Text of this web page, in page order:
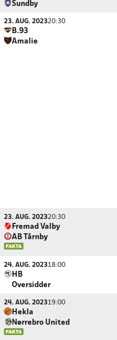
Sundby
23. AUG. 202320:30
B.93
Amalie
23. AUG. 202320:30
Fremad Valby
AB Tårnby
24. AUG. 202318:00
HB
Oversidder
24. AUG. 202319:00
Hekla
Nørrebro United